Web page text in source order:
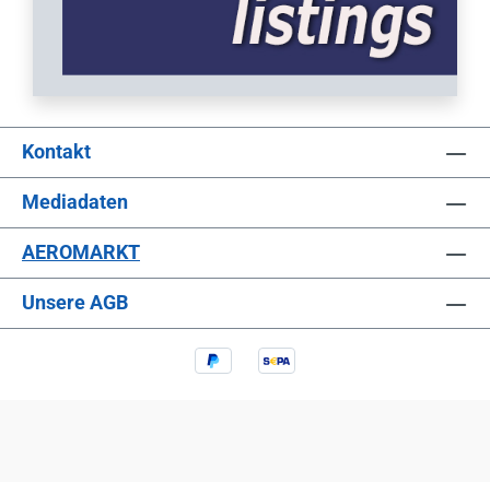
Kontakt
Mediadaten
AEROMARKT
Unsere AGB